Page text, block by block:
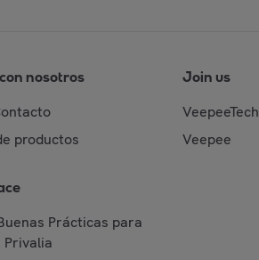
nosotros
productos
Prácticas para
Privalia
Join us
VeepeeTech
Veepee